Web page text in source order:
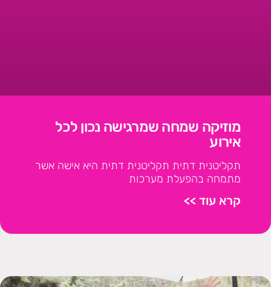
מוזיקה שמחה שמרגישה נכון לכל
אירוע
תקליטנית דתית תקליטנית דתית היא אישה אשר
מתמחה בהפעלת מערכות
קרא עוד >>